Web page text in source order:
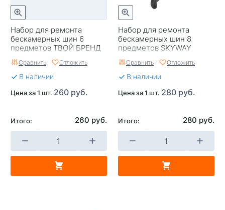
Набор для ремонта
бескамерных шин 6
предметов ТВОЙ БРЕНД
Сравнить Отложить
В наличии
Цена за 1 шт. 260 руб.
Итого: 260 руб.
Набор для ремонта
бескамерных шин 8
предметов SKYWAY
(клей)
Сравнить Отложить
В наличии
Цена за 1 шт. 280 руб.
Итого: 280 руб.